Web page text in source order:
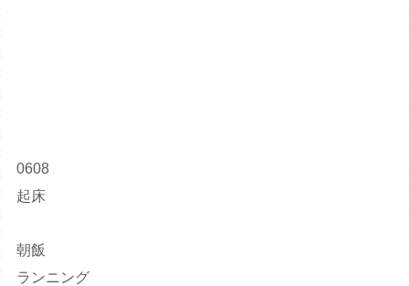
0608
起床
朝飯
ランニング